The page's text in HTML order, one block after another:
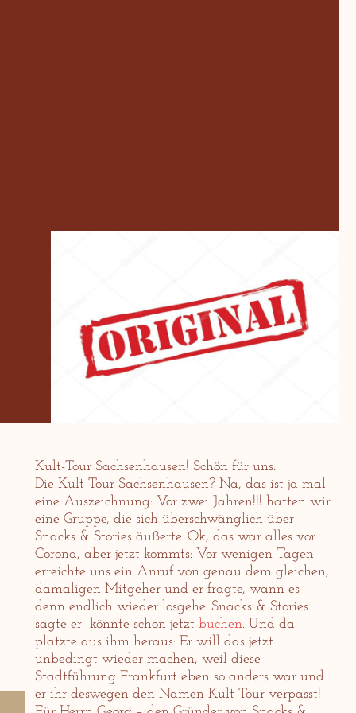
Kult-Tour Sachsenhausen! Schön für uns.
Die Kult-Tour Sachsenhausen? Na, das ist ja mal
eine Auszeichnung: Vor zwei Jahren!!! hatten wir
eine Gruppe, die sich überschwänglich über
Snacks & Stories äußerte. Ok, das war alles vor
Corona, aber jetzt kommts: Vor wenigen Tagen
erreichte uns ein Anruf von genau dem gleichen,
damaligen Mitgeher und er fragte, wann es
denn endlich wieder losgehe. Snacks & Stories
sagte er könnte schon jetzt buchen. Und da
platzte aus ihm heraus: Er will das jetzt
unbedingt wieder machen, weil diese
Stadtführung Frankfurt eben so anders war und
er ihr deswegen den Namen Kult-Tour verpasst!